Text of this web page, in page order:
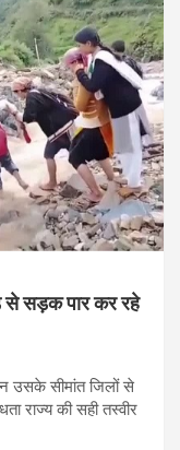
से सड़क पार कर रहे
उसके सीमांत जिलों से
राज्य की सही तस्वीर